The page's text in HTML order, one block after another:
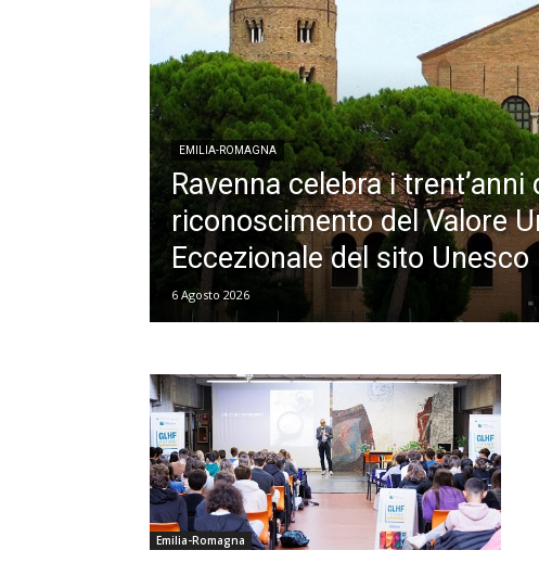
EMILIA-ROMAGNA
Ravenna celebra i trent’anni
riconoscimento del Valore
Eccezionale del sito Unesco
6 Agosto 2026
Emilia-Romagna